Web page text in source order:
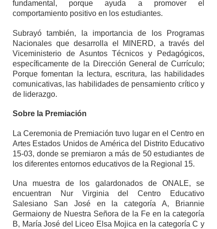
fundamental, porque ayuda a promover el
comportamiento positivo en los estudiantes.
Subrayó también, la importancia de los Programas
Nacionales que desarrolla el MINERD, a través del
Viceministerio de Asuntos Técnicos y Pedagógicos,
específicamente de la Dirección General de Currículo;
Porque fomentan la lectura, escritura, las habilidades
comunicativas, las habilidades de pensamiento crítico y
de liderazgo.
Sobre la Premiación
La Ceremonia de Premiación tuvo lugar en el Centro en
Artes Estados Unidos de América del Distrito Educativo
15-03, donde se premiaron a más de 50 estudiantes de
los diferentes entornos educativos de la Regional 15.
Una muestra de los galardonados de ONALE, se
encuentran Nur Virginia del Centro Educativo
Salesiano San José en la categoría A, Briannie
Germaiony de Nuestra Señora de la Fe en la categoría
B, María José del Liceo Elsa Mojica en la categoría C y